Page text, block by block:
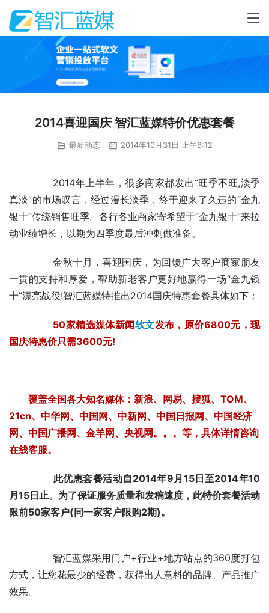
2014喜迎国庆 智汇蓝媒特价优惠套餐
最新动态 2014年10月31日 上午8:12
真淡”的市场叹言，经过漫长淡季，终于迎来了久违的“金九
银十”传统销售旺季。各行各业商家寄希望于“金九银十”来拉
动业绩增长，以期为四季度最后冲刺做准备。
一贯的支持和厚爱，帮助新老客户更好地赢得一场“金九银
十”漂亮战役!智汇蓝媒特推出2014国庆特惠套餐具体如下：
50家精选媒体新闻软文发布，原价6800元，现
国庆特惠价只需3600元!
覆盖全国各大知名媒体：新浪、网易、搜狐、TOM、
21cn、中华网、中国网、中新网、中国日报网、中国经济
网、中国广播网、金羊网、央视网。。。等，具体详情咨询
在线客服。
此优惠套餐活动自2014年9月15日至2014年10
月15日止。为了保证服务质量和发稿速度，此特价套餐活动
限前50家客户(同一家客户限购2期)。
方式，让您花最少的经费，获得出人意料的品牌、产品推广
效果。